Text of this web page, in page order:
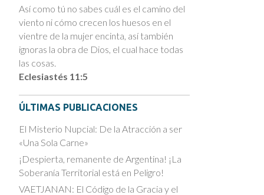
Así como tú no sabes cuál es el camino del
viento ni cómo crecen los huesos en el
vientre de la mujer encinta, así también
ignoras la obra de Dios, el cual hace todas
las cosas.
Eclesiastés 11:5
ÚLTIMAS PUBLICACIONES
El Misterio Nupcial: De la Atracción a ser
«Una Sola Carne»
¡Despierta, remanente de Argentina! ¡La
Soberanía Territorial está en Peligro!
VAETJANAN: El Código de la Gracia y el